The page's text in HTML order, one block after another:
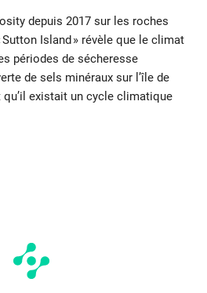
depuis 2017 sur les roches
Island » révèle que le climat
périodes de sécheresse
de sels minéraux sur l’île de
existait un cycle climatique